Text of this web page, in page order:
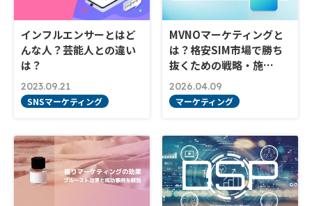
インフルエンサーとはど
んな人？芸能人との違い
は？
2023.09.21
SNSマーケティング
MVNOマーケティングと
は？格安SIM市場で勝ち
抜くための戦略・施…
2026.04.09
マーケティング